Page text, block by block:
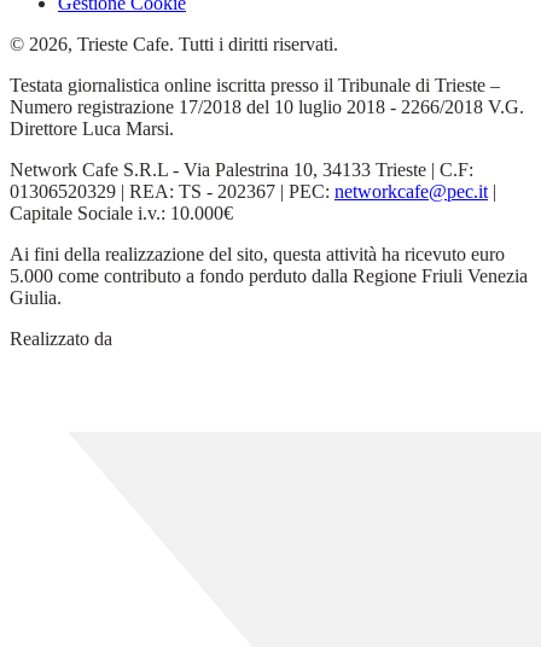
© 2026, Trieste Cafe. Tutti i diritti riservati.
Testata giornalistica online iscritta presso il Tribunale di Trieste –
Numero registrazione 17/2018 del 10 luglio 2018 - 2266/2018 V.G.
Direttore Luca Marsi.
Network Cafe S.R.L - Via Palestrina 10, 34133 Trieste | C.F:
01306520329 | REA: TS - 202367 | PEC: networkcafe@pec.it |
Capitale Sociale i.v.: 10.000€
Ai fini della realizzazione del sito, questa attività ha ricevuto euro
5.000 come contributo a fondo perduto dalla Regione Friuli Venezia
Giulia.
Realizzato da